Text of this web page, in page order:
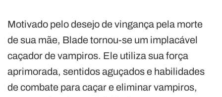
Motivado pelo desejo de vingança pela morte
de sua mãe, Blade tornou-se um implacável
caçador de vampiros. Ele utiliza sua força
aprimorada, sentidos aguçados e habilidades
de combate para caçar e eliminar vampiros,